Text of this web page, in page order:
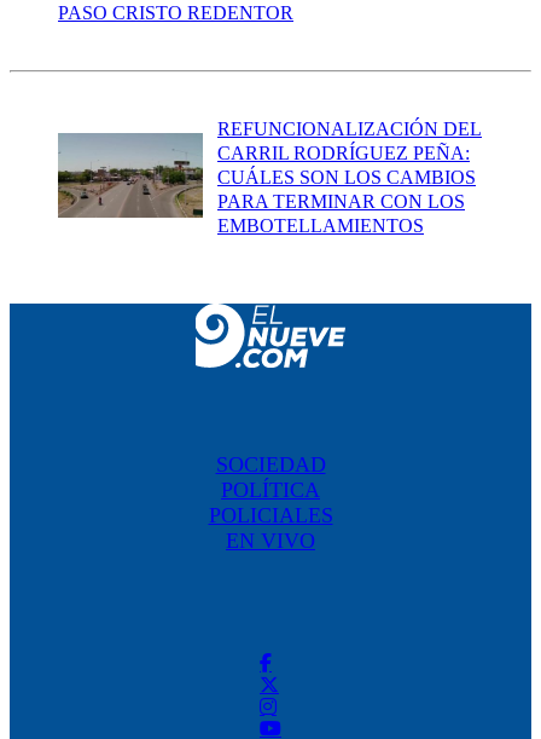
PASO CRISTO REDENTOR
REFUNCIONALIZACIÓN DEL
CARRIL RODRÍGUEZ PEÑA:
CUÁLES SON LOS CAMBIOS
PARA TERMINAR CON LOS
EMBOTELLAMIENTOS
SOCIEDAD
POLÍTICA
POLICIALES
EN VIVO